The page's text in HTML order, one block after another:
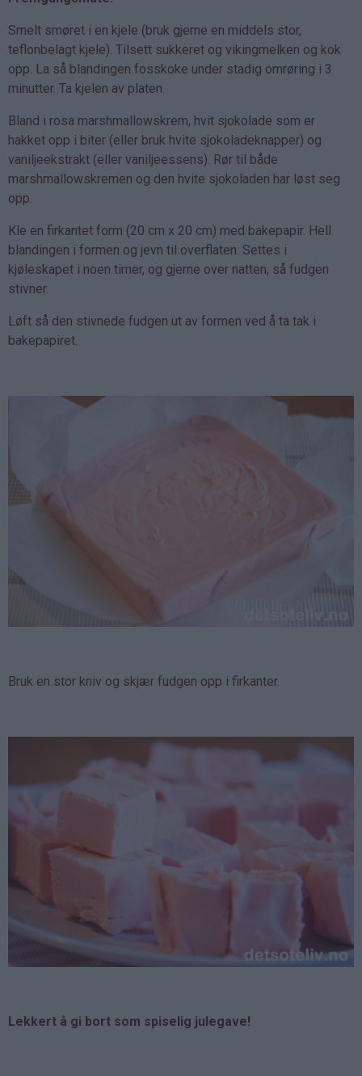
Smelt smøret i en kjele (bruk gjerne en middels stor,
teflonbelagt kjele). Tilsett sukkeret og vikingmelken og kok
opp. La så blandingen fosskoke under stadig omrøring i 3
minutter. Ta kjelen av platen.
Bland i rosa marshmallowskrem, hvit sjokolade som er
hakket opp i biter (eller bruk hvite sjokoladeknapper) og
vaniljeekstrakt (eller vaniljeessens). Rør til både
marshmallowskremen og den hvite sjokoladen har løst seg
opp.
Kle en firkantet form (20 cm x 20 cm) med bakepapir. Hell
blandingen i formen og jevn til overflaten. Settes i
kjøleskapet i noen timer, og gjerne over natten, så fudgen
stivner.
Løft så den stivnede fudgen ut av formen ved å ta tak i
bakepapiret.
Bruk en stor kniv og skjær fudgen opp i firkanter.
Lekkert å gi bort som spiselig julegave!